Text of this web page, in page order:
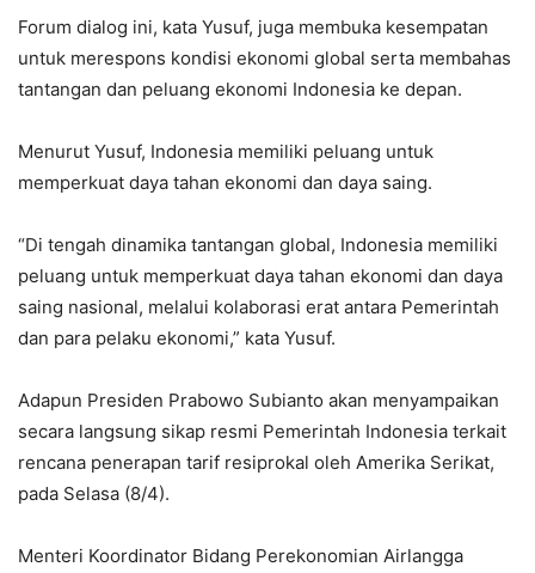
Forum dialog ini, kata Yusuf, juga membuka kesempatan
untuk merespons kondisi ekonomi global serta membahas
tantangan dan peluang ekonomi Indonesia ke depan.
Menurut Yusuf, Indonesia memiliki peluang untuk
memperkuat daya tahan ekonomi dan daya saing.
“Di tengah dinamika tantangan global, Indonesia memiliki
peluang untuk memperkuat daya tahan ekonomi dan daya
saing nasional, melalui kolaborasi erat antara Pemerintah
dan para pelaku ekonomi,” kata Yusuf.
Adapun Presiden Prabowo Subianto akan menyampaikan
secara langsung sikap resmi Pemerintah Indonesia terkait
rencana penerapan tarif resiprokal oleh Amerika Serikat,
pada Selasa (8/4).
Menteri Koordinator Bidang Perekonomian Airlangga